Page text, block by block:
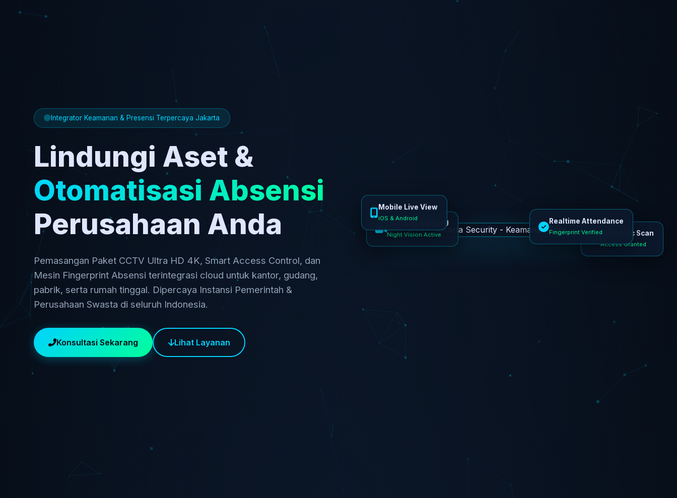
Integrator Keamanan & Presensi Terpercaya Jakarta
Lindungi Aset &
Otomatisasi Absensi
Perusahaan Anda
Pemasangan Paket CCTV Ultra HD 4K, Smart Access Control, dan
Mesin Fingerprint Absensi terintegrasi cloud untuk kantor, gudang,
pabrik, serta rumah tinggal. Dipercaya Instansi Pemerintah &
Perusahaan Swasta di seluruh Indonesia.
Konsultasi Sekarang Lihat Layanan
CCTV 4K ColorVU
Night Vision Active
Biometric Scan
Mobile Live View
iOS & Android
Realtime Attendance